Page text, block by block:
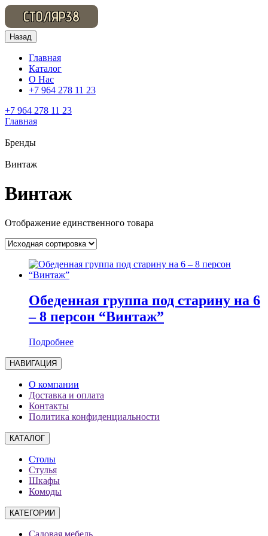
Назад
Главная
Каталог
О Нас
+7 964 278 11 23
+7 964 278 11 23
Главная
Бренды
Винтаж
Винтаж
Отображение единственного товара
Обеденная группа под старину на 6
– 8 персон “Винтаж”
Подробнее
НАВИГАЦИЯ
О компании
Доставка и оплата
Контакты
Политика конфиденциальности
КАТАЛОГ
Столы
Стулья
Шкафы
Комоды
КАТЕГОРИИ
Садовая мебель